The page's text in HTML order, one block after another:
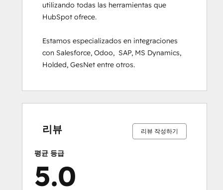
utilizando todas las herramientas que
HubSpot ofrece.
Estamos especializados en integraciones
con Salesforce, Odoo,  SAP, MS Dynamics,
Holded, GesNet entre otros.
리뷰 리뷰 작성하기
평균 등급
5.0
료
료
료
료
료